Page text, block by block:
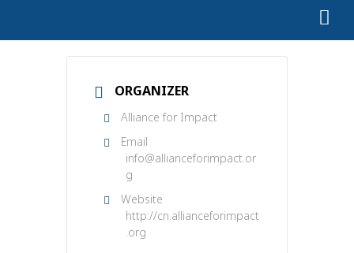
ORGANIZER
Alliance for Impact
Email
info@allianceforimpact.or
g
Website
http://cn.allianceforimpact
.org